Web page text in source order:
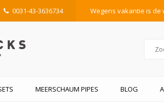
0031-43-3636734 Wegens vakantie is de
MEERSCHAUM PIPES BLOG